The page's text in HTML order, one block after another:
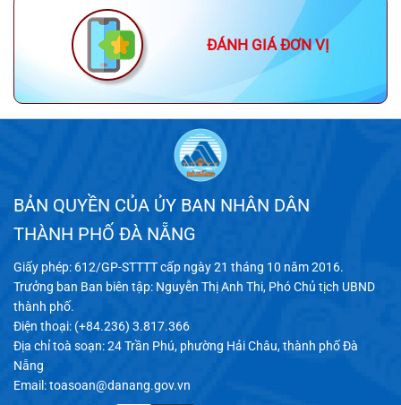
ĐÁNH GIÁ ĐƠN VỊ
BẢN QUYỀN CỦA ỦY BAN NHÂN DÂN
THÀNH PHỐ ĐÀ NẴNG
Giấy phép: 612/GP-STTTT cấp ngày 21 tháng 10 năm 2016.
Trưởng ban Ban biên tập: Nguyễn Thị Anh Thi, Phó Chủ tịch UBND
thành phố.
Điện thoại: (+84.236) 3.817.366
Địa chỉ toà soạn: 24 Trần Phú, phường Hải Châu, thành phố Đà
Nẵng
Email:toasoan@danang.gov.vn